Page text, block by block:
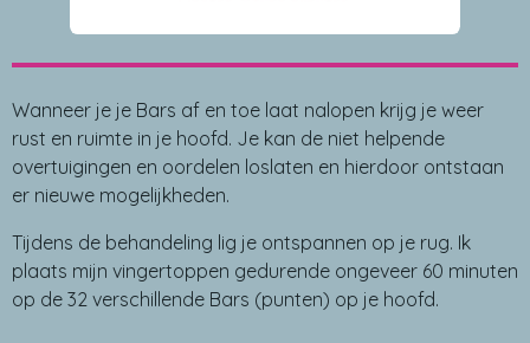
Wanneer je je Bars af en toe laat nalopen krijg je weer
rust en ruimte in je hoofd. Je kan de niet helpende
overtuigingen en oordelen loslaten en hierdoor ontstaan
er nieuwe mogelijkheden.
Tijdens de behandeling lig je ontspannen op je rug. Ik
plaats mijn vingertoppen gedurende ongeveer 60 minuten
op de 32 verschillende Bars (punten) op je hoofd.